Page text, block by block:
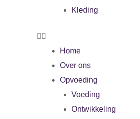
Kleding
Home
Over ons
Opvoeding
Voeding
Ontwikkeling